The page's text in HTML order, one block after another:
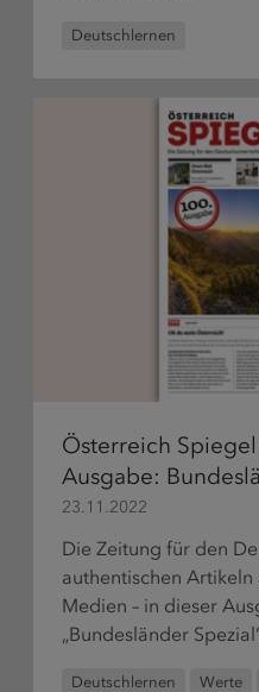
Deutschlernen
Österreich
Ausgabe:
23.11.2022
Die Zeitung für den
authentischen
Medien – in dieser
„Bundesländer
Deutschlernen Werte